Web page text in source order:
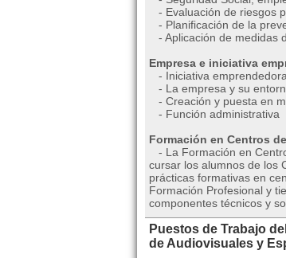
- Evaluación de riesgos
- Planificación de la
- Aplicación de medidas
Empresa e iniciativa
- Iniciativa emprendedora
- La empresa y su
- Creación y puesta en
- Función administrativa
Formación en Centros
- La Formación en
cursar los alumnos de los
prácticas formativas en
Formación Profesional y
componentes técnicos y
Puestos de Trabajo
de Audiovisuales y